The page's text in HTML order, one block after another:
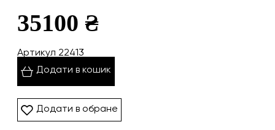
35100 ₴
Артикул 22413
Додати в кошик
Додати в обране